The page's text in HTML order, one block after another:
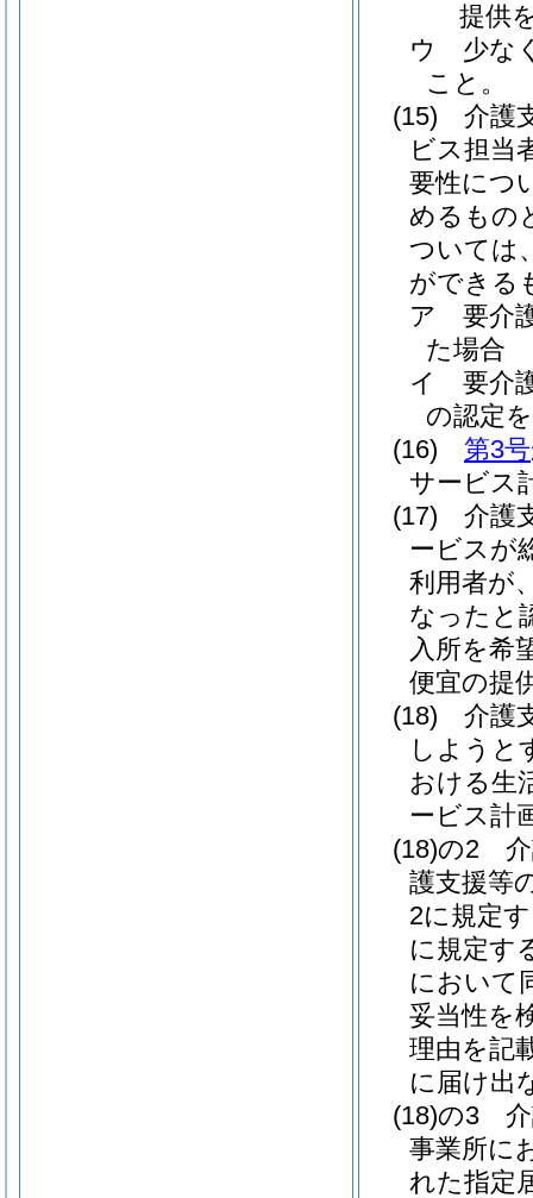
提供
ウ
少な
こと。
(15)
介護
ビス担当
要性につ
めるもの
ついては
ができる
ア
要介
た場合
イ
要介
の認定
(16)
第3号
サービス
(17)
介護
ービスが
利用者が
なったと
入所を希
便宜の提
(18)
介護
しようと
おける生
ービス計
(18)の2
護支援等
2に規定
に規定す
において
妥当性を
理由を記
に届け出
(18)の3
事業所に
れた指定